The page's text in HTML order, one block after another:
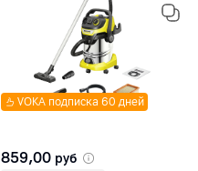
VOKA подписка 60 дней
859,00 руб